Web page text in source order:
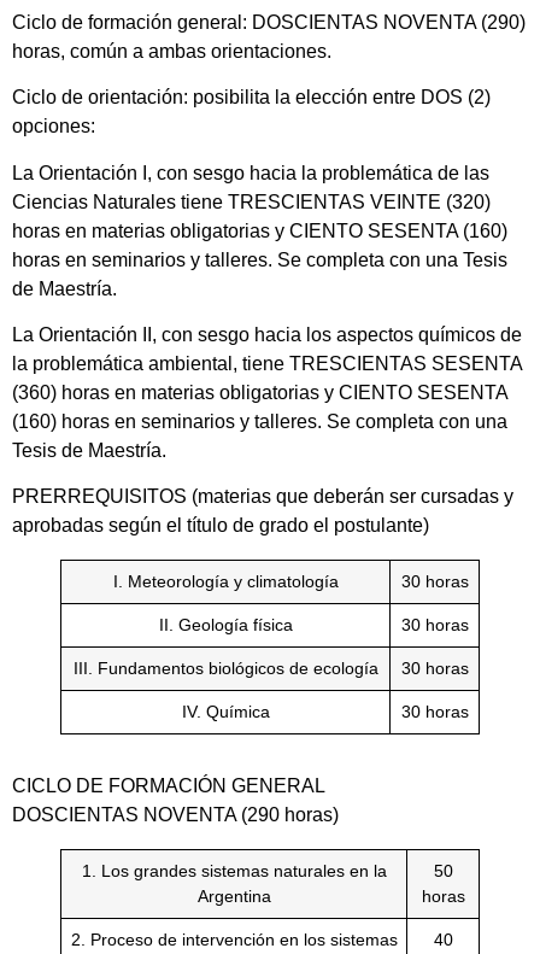
Ciclo de formación general: DOSCIENTAS NOVENTA (290)
horas, común a ambas orientaciones.
Ciclo de orientación: posibilita la elección entre DOS (2)
opciones:
La Orientación I, con sesgo hacia la problemática de las
Ciencias Naturales tiene TRESCIENTAS VEINTE (320)
horas en materias obligatorias y CIENTO SESENTA (160)
horas en seminarios y talleres. Se completa con una Tesis
de Maestría.
La Orientación II, con sesgo hacia los aspectos químicos de
la problemática ambiental, tiene TRESCIENTAS SESENTA
(360) horas en materias obligatorias y CIENTO SESENTA
(160) horas en seminarios y talleres. Se completa con una
Tesis de Maestría.
PRERREQUISITOS (materias que deberán ser cursadas y
aprobadas según el título de grado el postulante)
I. Meteorología y climatología 30 horas
II. Geología física 30 horas
III. Fundamentos biológicos de ecología 30 horas
IV. Química 30 horas
CICLO DE FORMACIÓN GENERAL
DOSCIENTAS NOVENTA (290 horas)
1. Los grandes sistemas naturales en la
Argentina
50
horas
2. Proceso de intervención en los sistemas
40